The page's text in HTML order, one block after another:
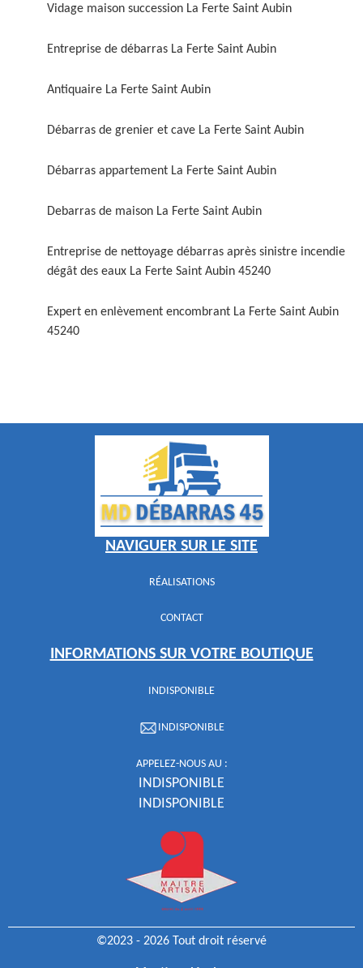
Vidage maison succession La Ferte Saint Aubin
Entreprise de débarras La Ferte Saint Aubin
Antiquaire La Ferte Saint Aubin
Débarras de grenier et cave La Ferte Saint Aubin
Débarras appartement La Ferte Saint Aubin
Debarras de maison La Ferte Saint Aubin
Entreprise de nettoyage débarras après sinistre incendie
dégât des eaux La Ferte Saint Aubin 45240
Expert en enlèvement encombrant La Ferte Saint Aubin
45240
NAVIGUER SUR LE SITE
RÉALISATIONS
CONTACT
INFORMATIONS SUR VOTRE BOUTIQUE
INDISPONIBLE
INDISPONIBLE
APPELEZ-NOUS AU :
INDISPONIBLE
INDISPONIBLE
©2023 - 2026 Tout droit réservé